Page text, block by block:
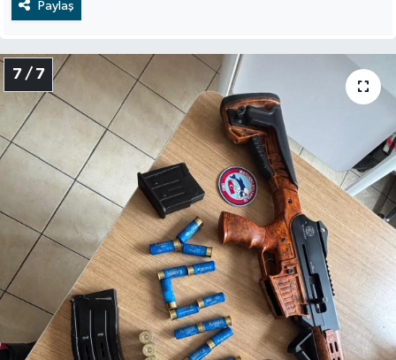
Paylaş
7 / 7